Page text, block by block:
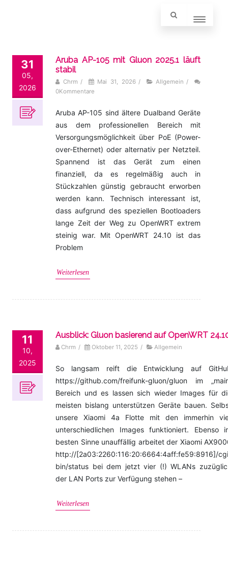
31
05,
2026
Aruba AP-105 mit Gluon 2025.1 läuft
stabil
Chrm / Mai 31, 2026 / Allgemein /
0Kommentare
Aruba AP-105 sind ältere Dualband Geräte
aus dem professionellen Bereich mit
Versorgungsmöglichkeit über PoE (Power-
over-Ethernet) oder alternativ per Netzteil.
Spannend ist das Gerät zum einen
finanziell, da es regelmäßig auch in
Stückzahlen günstig gebraucht erworben
werden kann. Technisch interessant ist,
dass aufgrund des speziellen Bootloaders
lange Zeit der Weg zu OpenWRT extrem
steinig war. Mit OpenWRT 24.10 ist das
Problem
Weiterlesen
11
10,
2025
Ausblick: Gluon basierend auf OpenWRT
Chrm / Oktober 11, 2025 / Allgemein
So langsam reift die Entwicklung auf
https://github.com/freifunk-gluon/gluon im
Bereich und es lassen sich wieder Images für
meisten bislang unterstützen Geräte bauen.
unsere Xiaomi 4a Flotte mit den immerhin
unterschiedlichen Images funktioniert. Ebenso
besten Sinne unauffällig arbeitet der Xiaomi
http://[2a03:2260:116:20:6664:4aff:fe59:8916]/
bin/status bei dem jetzt vier (!) WLANs
der LAN Ports zur Verfügung stehen –
Weiterlesen